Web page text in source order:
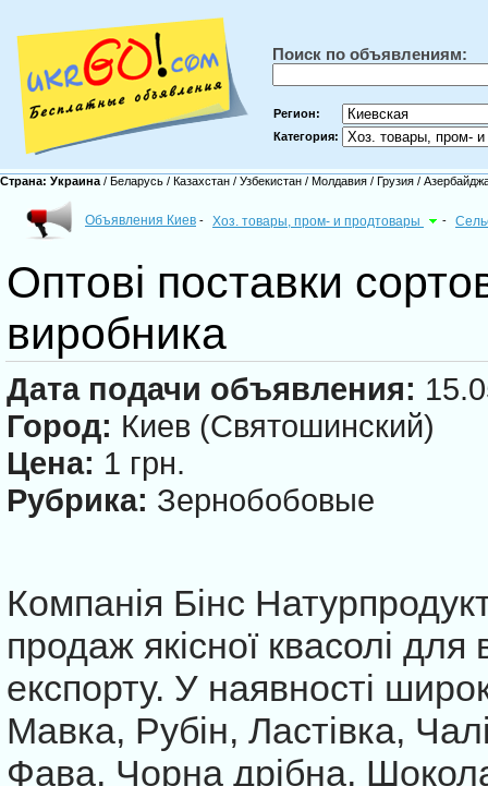
Поиск по объявлениям:
Регион:
Категория:
Страна: Украина / Беларусь / Казахстан / Узбекистан / Молдавия / Грузия /
Объявления Киев - Хоз. товары, пром- и продтовары -
Оптові поставки
виробника
Дата подачи объявления:
Город: Киев (Святошинский)
Цена: 1 грн.
Рубрика: Зернобобовые
Компанія Бінс
продаж якісної квасолі
експорту. У наявності
Мавка, Рубін, Ластівка,
Фава, Чорна дрібна,